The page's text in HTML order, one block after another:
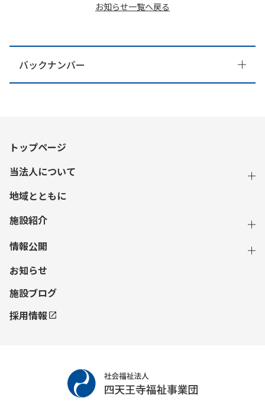
お知らせ一覧へ戻る
バックナンバー
トップページ
当法人について
地域とともに
施設紹介
情報公開
お知らせ
施設ブログ
採用情報